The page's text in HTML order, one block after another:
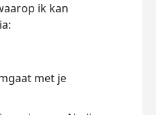
ik kan
met je